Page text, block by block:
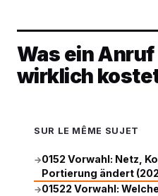
Was ein
wirklich
SUR LE MÊME SUJET
→0152 Vorwahl: Netz,
Portierung ändert
→01522 Vorwahl: